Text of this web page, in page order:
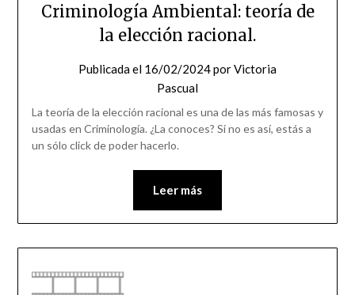
Criminología Ambiental: teoría de
la elección racional.
Publicada el 16/02/2024porVictoria
Pascual
La teoría de la elección racional es una de las más famosas y
usadas en Criminología. ¿La conoces? Si no es así, estás a
un sólo click de poder hacerlo.
Leer más